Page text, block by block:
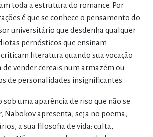
toda a estrutura do romance. Por
é que se conhece o pensamento do
universitário que desdenha qualquer
pernósticos que ensinam
literatura quando sua vocação
de vender cereais num armazém ou
de personalidades insignificantes.
uma aparência de riso que não se
Nabokov apresenta, seja no poema,
a sua filosofia de vida: culta,